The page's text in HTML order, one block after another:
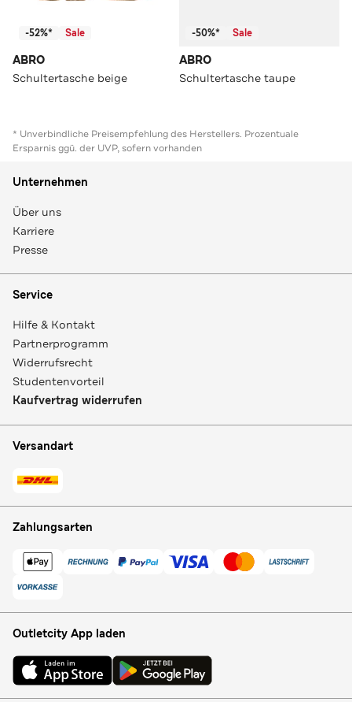
-52%* Sale
ABRO
Schultertasche beige
-50%* Sale
ABRO
Schultertasche taupe
* Unverbindliche Preisempfehlung des Herstellers. Prozentuale
Ersparnis ggü. der UVP, sofern vorhanden
Unternehmen
Über uns
Karriere
Presse
Service
Hilfe & Kontakt
Partnerprogramm
Widerrufsrecht
Studentenvorteil
Kaufvertrag widerrufen
Versandart
Zahlungsarten
Outletcity App laden